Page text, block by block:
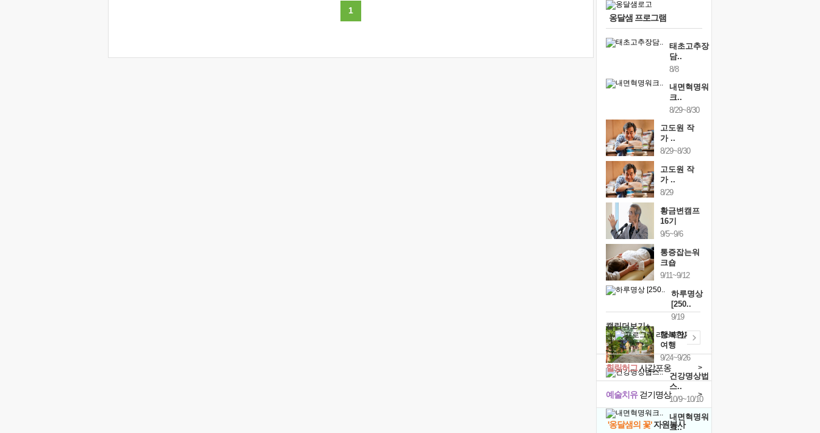
1
못된 꼰대들
너무 황홀한 꽃들이여!
옹달샘 프로그램
태초고추장
담..
8/8
내면혁명워
크..
8/29~8/30
고도원 작
가 ..
8/29~8/30
고도원 작
가 ..
8/29
황금변캠프
16기
9/5~9/6
통증잡는워
크숍
9/11~9/12
하루명상
[250..
9/19
행복한가족
여행
9/24~9/26
건강명상법
스..
10/9~10/10
내면혁명워
크..
캘린더보기+
예술치유걷기명상 >
힐링허그사감포옹 >
'옹달샘의 꽃'자원봉사